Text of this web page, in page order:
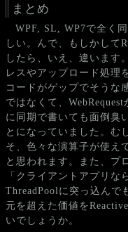
まとめ
WPF, SL, WP7で全く
しい。んで、もしかし
したら、いえ、違います
レスやアップロード処理
コードがゲップでそうな
ではなくて、
に同期で書いても面倒臭
とになっていました。む
そ、色々な演算子が使え
と思われます。また、プ
「クライアントアプリな
ThreadPoolに突っ込んで
元を超えた価値を
いでしょうか。